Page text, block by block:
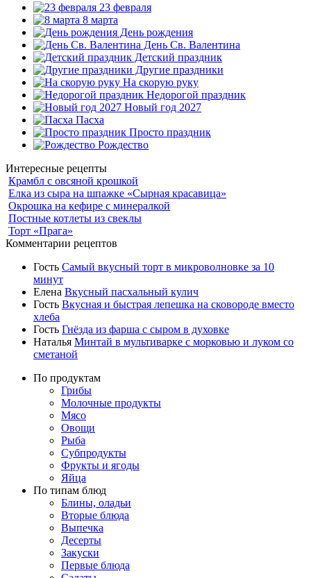
23 февраля
8 марта
День рождения
День Св. Валентина
Детский праздник
Другие праздники
На скорую руку
Недорогой праздник
Новый год 2027
Пасха
Просто праздник
Рождество
Интересные рецепты
Крамбл с овсяной крошкой
Елка из сыра на шпажке «Сырная красавица»
Окрошка на кефире с минералкой
Постные котлеты из свеклы
Торт «Прага»
Комментарии рецептов
Гость Самый вкусный торт в микроволновке за 10
минут
Елена Вкусный пасхальный кулич
Гость Вкусная и быстрая лепешка на сковороде вместо
хлеба
Гость Гнёзда из фарша с сыром в духовке
Наталья Минтай в мультиварке с морковью и луком со
сметаной
По продуктам
Грибы
Молочные продукты
Мясо
Овощи
Рыба
Субпродукты
Фрукты и ягоды
Яйца
По типам блюд
Блины, оладьи
Вторые блюда
Выпечка
Десерты
Закуски
Первые блюда